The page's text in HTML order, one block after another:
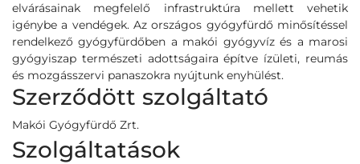
elvárásainak megfelelő infrastruktúra mellett vehetik
igénybe a vendégek. Az országos gyógyfürdő minősítéssel
rendelkező gyógyfürdőben a makói gyógyvíz és a marosi
gyógyiszap természeti adottságaira építve ízületi, reumás
és mozgásszervi panaszokra nyújtunk enyhülést.
Szerződött szolgáltató
Makói Gyógyfürdő Zrt.
Szolgáltatások